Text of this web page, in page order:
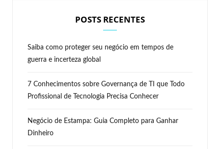
POSTS RECENTES
Saiba como proteger seu negócio em tempos de
guerra e incerteza global
7 Conhecimentos sobre Governança de TI que Todo
Profissional de Tecnologia Precisa Conhecer
Negócio de Estampa: Guia Completo para Ganhar
Dinheiro